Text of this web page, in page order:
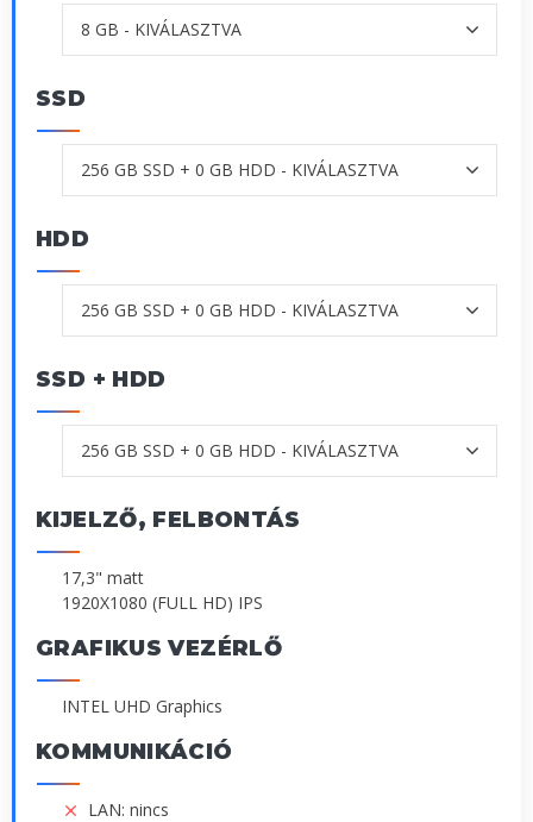
SSD
HDD
SSD + HDD
KIJELZŐ, FELBONTÁS
17,3" matt
1920X1080 (FULL HD) IPS
GRAFIKUS VEZÉRLŐ
INTEL UHD Graphics
KOMMUNIKÁCIÓ
LAN: nincs